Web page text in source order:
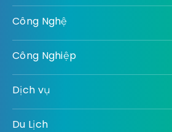
Công Nghệ
Công Nghiệp
Dịch vụ
Du Lịch